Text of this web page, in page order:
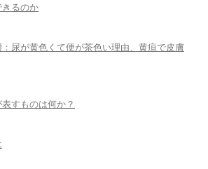
るのか
尿が黄色くて便が茶色い理由、黄疸で皮膚
すものは何か？